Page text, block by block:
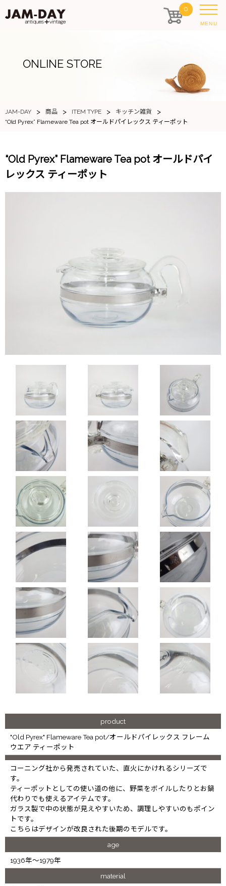
0
MENU
ONLINE STORE
JAM-DAY > 商品 > ITEM TYPE > キッチン雑貨 >
“Old Pyrex” Flameware Tea pot オールドパイレックス ティーポット
“Old Pyrex” Flameware Tea pot オールドパイ
レックス ティーポット
product
"Old Pyrex" Flameware Tea pot/オールドパイレックス フレーム
ウエア ティーポット
コーニング社から発売されていた、直火にかけれるシリーズで
す。
ティーポットとしての使い道の他に、野菜をボイルしたりとお鍋
代わりでも使えるアイテムです。
ガラス製で中の状態が見えやすいため、調理しやすいのもポイン
トです。
こちらはデザインが改良された後期のモデルです。
age
1936年～1979年
material